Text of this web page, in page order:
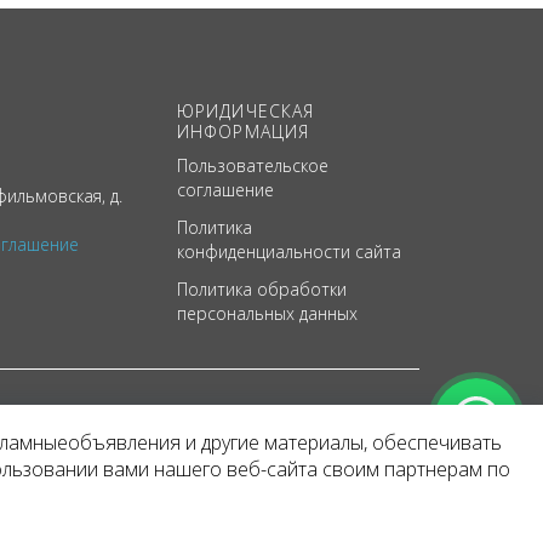
д.
ЮРИДИЧЕСКАЯ
ИНФОРМАЦИЯ
Пользовательское
соглашение
Политика
конфиденциальности сайта
Политика обработки
персональных данных
и другие материалы, обеспечивать
вами нашего веб-сайта своим партнерам по